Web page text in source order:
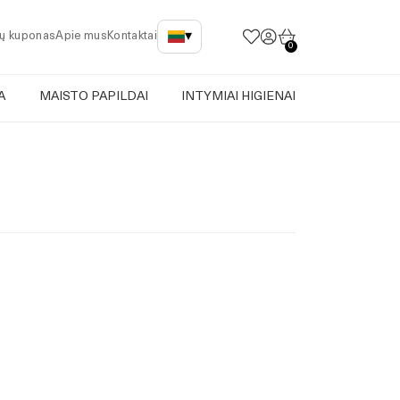
kuponasApie mus Kontaktai ▾
0
MAISTO PAPILDAI INTYMIAI HIGIENAI